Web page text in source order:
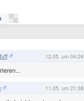
12.05. um 04:24
11.05. um 21:38